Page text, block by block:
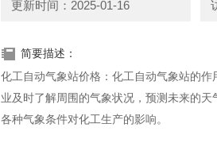
更新时间：2025-01-16
简要描述：
化工自动气象站价格：化工自动气象站的
业及时了解周围的气象状况，预测未来的
各种气象条件对化工生产的影响。